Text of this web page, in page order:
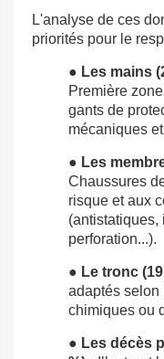
L'analyse de ces
priorités pour le
● Les mains
Première
gants de
mécaniques
● Les
Chaussures
risque et aux
(antistatiques,
perforation...).
● Le tronc
adaptés selon
chimiques ou
● Les décès